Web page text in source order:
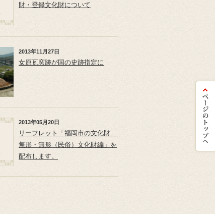
財・登録文化財について
2013年11月27日
女原瓦窯跡が国の史跡指定に
2013年05月20日
リーフレット「福岡市の文化財
無形・無形（民俗）文化財編」を
配布します。